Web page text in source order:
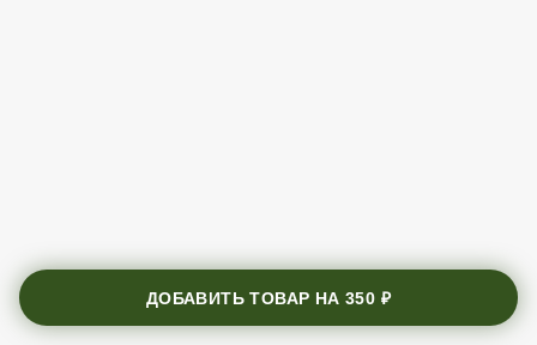
ДОБАВИТЬ ТОВАР НА350 ₽